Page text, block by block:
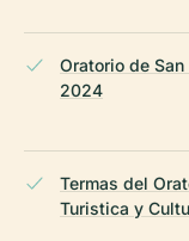
Oratorio de
2024
Termas del
Turistica y